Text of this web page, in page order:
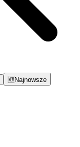
🆕 Najnowsze